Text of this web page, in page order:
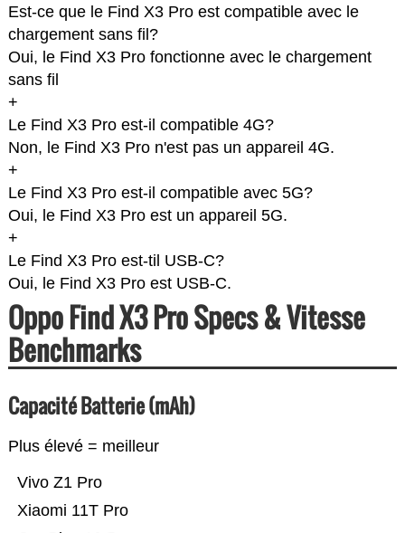
Est-ce que le Find X3 Pro est compatible avec le
chargement sans fil?
Oui, le Find X3 Pro fonctionne avec le chargement
sans fil
+
Le Find X3 Pro est-il compatible 4G?
Non, le Find X3 Pro n'est pas un appareil 4G.
+
Le Find X3 Pro est-il compatible avec 5G?
Oui, le Find X3 Pro est un appareil 5G.
+
Le Find X3 Pro est-til USB-C?
Oui, le Find X3 Pro est USB-C.
Oppo Find X3 Pro Specs & Vitesse
Benchmarks
Capacité Batterie (mAh)
Plus élevé = meilleur
Xiaomi 11T Pro
Vivo Z1 Pro